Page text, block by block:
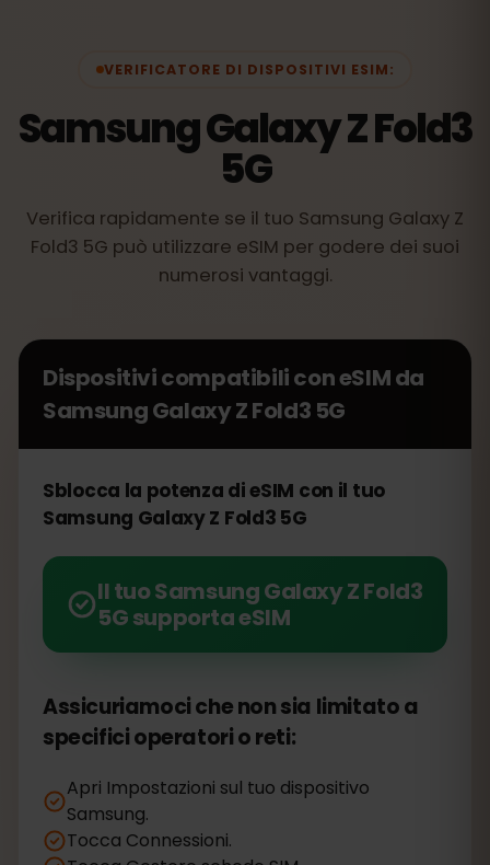
VERIFICATORE DI DISPOSITIVI ESIM:
Samsung Galaxy Z Fold3
5G
Verifica rapidamente se il tuo Samsung Galaxy Z
Fold3 5G può utilizzare eSIM per godere dei suoi
numerosi vantaggi.
Dispositivi compatibili con eSIM da
Samsung Galaxy Z Fold3 5G
Sblocca la potenza di eSIM con il tuo
Samsung Galaxy Z Fold3 5G
Il tuo Samsung Galaxy Z Fold3
5G supporta eSIM
Assicuriamoci che non sia limitato a
specifici operatori o reti:
Apri Impostazioni sul tuo dispositivo
Samsung.
Tocca Connessioni.